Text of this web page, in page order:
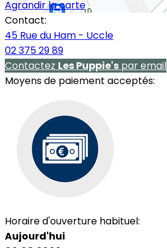
Agrandir la carte
Contact:
45 Rue du Ham - Uccle
02 375 29 89
Contactez Les Puppie's par email
Moyens de paiement acceptés:
Horaire d'ouverture habituel:
Aujourd'hui